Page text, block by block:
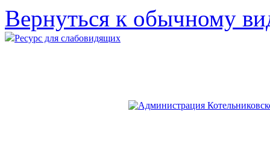
Вернуться к обычному
Ресурс для слабовидящих